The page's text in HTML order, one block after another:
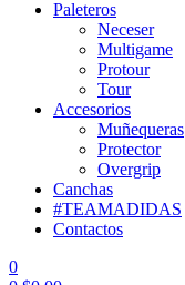
Paleteros
Neceser
Multigame
Protour
Tour
Accesorios
Muñequeras
Protector
Overgrip
Canchas
#TEAMADIDAS
Contactos
0